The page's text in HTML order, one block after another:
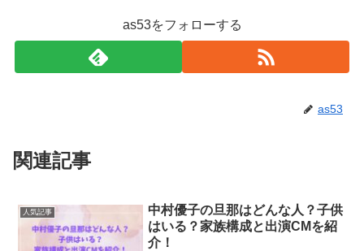
as53をフォローする
as53
関連記事
人気記事
中村優子の旦那はどんな人？子供
はいる？家族構成と出演CMを紹
介！